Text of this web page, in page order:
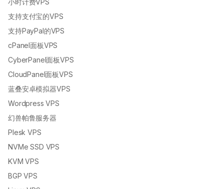
小时计费VPS
支持支付宝的VPS
支持PayPal的VPS
cPanel面板VPS
CyberPanel面板VPS
CloudPanel面板VPS
蓝叠安卓模拟器VPS
Wordpress VPS
幻兽帕鲁服务器
Plesk VPS
NVMe SSD VPS
KVM VPS
BGP VPS